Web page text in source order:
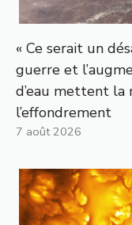
« Ce serait un
guerre et
d’eau mettent la
l’effondrement
7 août 2026